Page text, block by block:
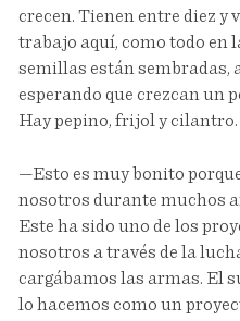
crecen. Tienen entre diez y
trabajo aquí, como todo en
semillas están sembradas,
esperando que crezcan un
Hay pepino, frijol y cilantro.
—Esto es muy bonito
nosotros durante muchos
Este ha sido uno de los
nosotros a través de la
cargábamos las armas. El
lo hacemos como un